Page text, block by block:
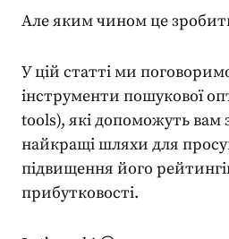
Але яким чином це
У цій статті ми
інструменти пошукової
tools), які допоможуть вам
найкращі шляхи для
підвищення його
прибутковості.